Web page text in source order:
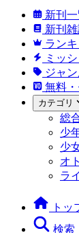
新刊
新刊
ラン
ミッ
ジャ
無料
カテゴリ
総
少
少
オ
ラ
トッ
検索